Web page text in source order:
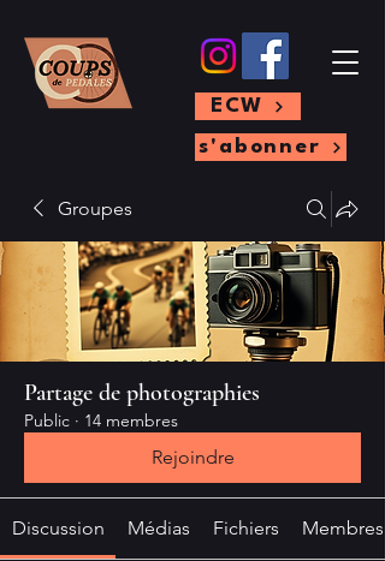
s'abonner
ECW
Groupes
Partage de photographies
Public · 14 membres
Rejoindre
Discussion Médias Fichiers Membres